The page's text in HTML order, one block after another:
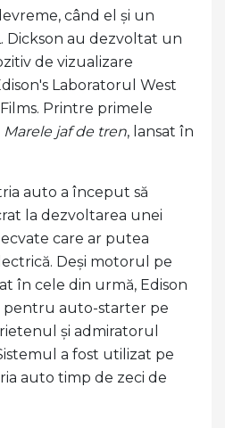
când el și un
Dickson au dezvoltat un
de vizualizare
Laboratorul West
Printre primele
Marele jaf de tren, lansat în
auto a început să
la dezvoltarea unei
care ar putea
Deși motorul pe
în cele din urmă, Edison
pentru auto-starter pe
și admiratorul
a fost utilizat pe
auto timp de zeci de